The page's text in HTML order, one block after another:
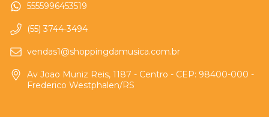
5555996453519
(55) 3744-3494
vendas1@shoppingdamusica.com.br
Av Joao Muniz Reis, 1187 - Centro - CEP: 98400-000 -
Frederico Westphalen/RS